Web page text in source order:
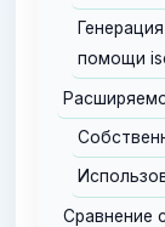
помощи
Сравнение